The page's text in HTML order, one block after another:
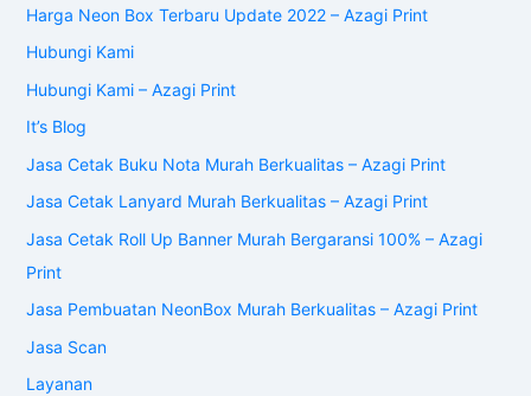
Harga Neon Box Terbaru Update 2022 – Azagi Print
Hubungi Kami
Hubungi Kami – Azagi Print
It’s Blog
Jasa Cetak Buku Nota Murah Berkualitas – Azagi Print
Jasa Cetak Lanyard Murah Berkualitas – Azagi Print
Jasa Cetak Roll Up Banner Murah Bergaransi 100% – Azagi
Print
Jasa Pembuatan NeonBox Murah Berkualitas – Azagi Print
Jasa Scan
Layanan